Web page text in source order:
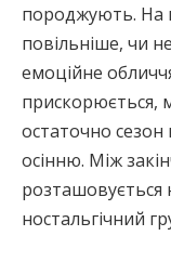
породжують. На
повільніше, чи
емоційне
прискорюється,
остаточно
осінню. Між
розташовується
ностальгічний